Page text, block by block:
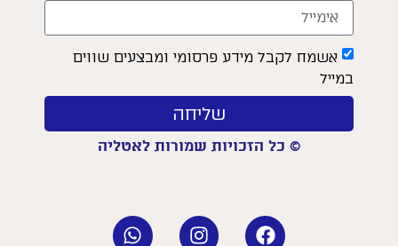
אשמח לקבל מידע פרסומי ומבצעים שווים
במייל
שליחה
© כל הזכויות שמורות לאטליה